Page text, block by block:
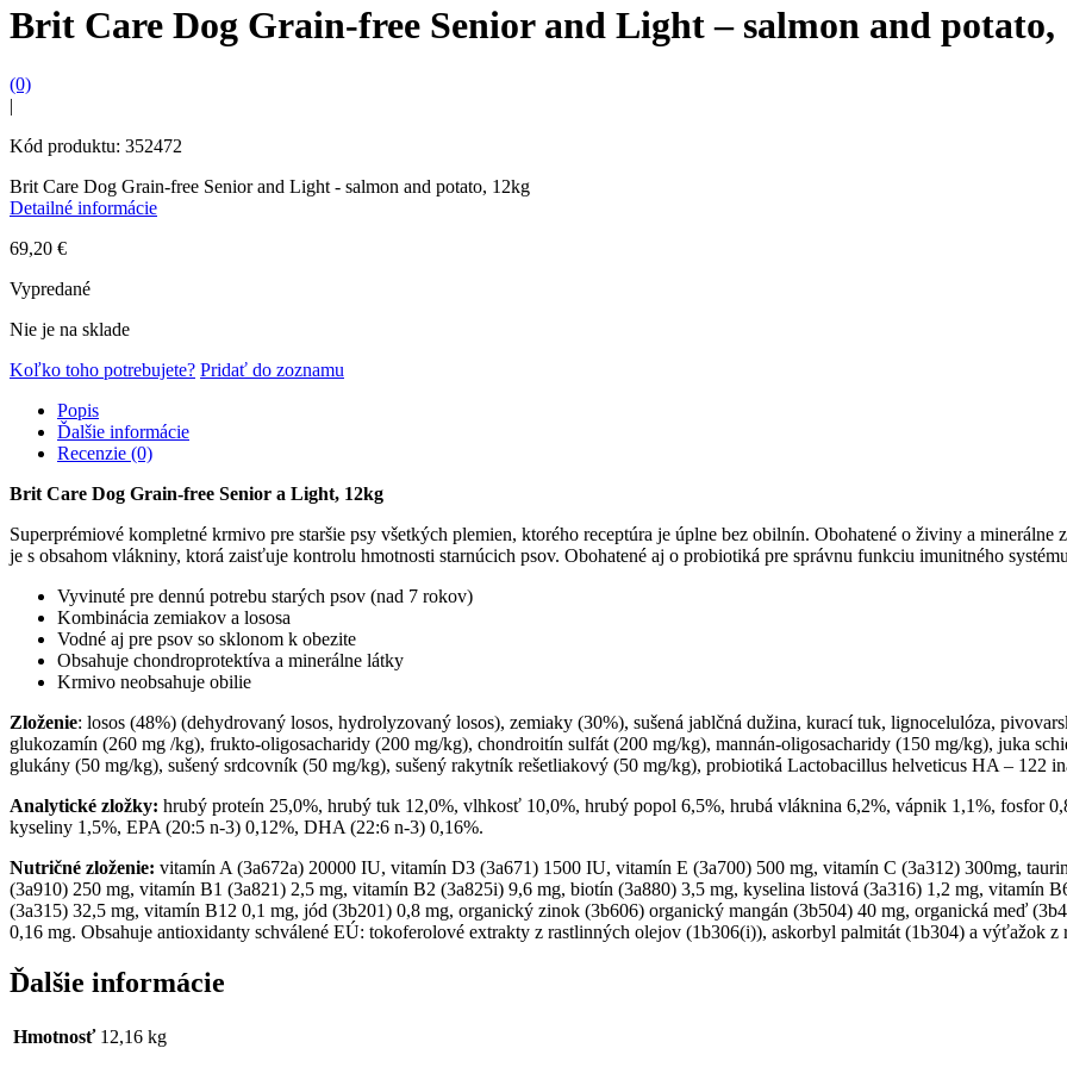
Brit Care Dog Grain-free Senior and Light – salmon and potato,
(0)
|
Kód produktu: 352472
Brit Care Dog Grain-free Senior and Light - salmon and potato, 12kg
Detailné informácie
69,20 €
Vypredané
Nie je na sklade
Koľko toho potrebujete? Pridať do zoznamu
Popis
Ďalšie informácie
Recenzie (0)
Brit Care Dog Grain-free Senior a Light, 12kg
Superprémiové kompletné krmivo pre staršie psy všetkých plemien, ktorého receptúra je úplne bez obilnín. Obohatené o živiny a minerálne
je s obsahom vlákniny, ktorá zaisťuje kontrolu hmotnosti starnúcich psov. Obohatené aj o probiotiká pre správnu funkciu imunitného
Vyvinuté pre dennú potrebu starých psov (nad 7 rokov)
Kombinácia zemiakov a lososa
Vodné aj pre psov so sklonom k obezite
Obsahuje chondroprotektíva a minerálne látky
Krmivo neobsahuje obilie
Zloženie: losos (48%) (dehydrovaný losos, hydrolyzovaný losos), zemiaky (30%), sušená jablčná dužina, kurací tuk, lignocelulóza,
glukozamín (260 mg /kg), frukto-oligosacharidy (200 mg/kg), chondroitín sulfát (200 mg/kg), mannán-oligosacharidy (150 mg/kg), juka
glukány (50 mg/kg), sušený srdcovník (50 mg/kg), sušený rakytník rešetliakový (50 mg/kg), probiotiká Lactobacillus helveticus HA – 122
Analytické zložky: hrubý proteín 25,0%, hrubý tuk 12,0%, vlhkosť 10,0%, hrubý popol 6,5%, hrubá vláknina 6,2%, vápnik 1,1%, fosfor
kyseliny 1,5%, EPA (20:5 n-3) 0,12%, DHA (22:6 n-3) 0,16%.
Nutričné zloženie: vitamín A (3a672a) 20000 IU, vitamín D3 (3a671) 1500 IU, vitamín E (3a700) 500 mg, vitamín C (3a312) 300mg,
(3a910) 250 mg, vitamín B1 (3a821) 2,5 mg, vitamín B2 (3a825i) 9,6 mg, biotín (3a880) 3,5 mg, kyselina listová (3a316) 1,2 mg, vitamín
(3a315) 32,5 mg, vitamín B12 0,1 mg, jód (3b201) 0,8 mg, organický zinok (3b606) organický mangán (3b504) 40 mg, organická meď
0,16 mg. Obsahuje antioxidanty schválené EÚ: tokoferolové extrakty z rastlinných olejov (1b306(i)), askorbyl palmitát (1b304) a výťažok z
Ďalšie informácie
Hmotnosť 12,16 kg